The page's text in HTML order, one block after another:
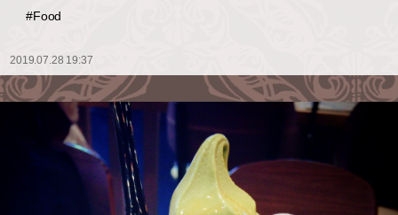
#Food
2019.07.28 19:37